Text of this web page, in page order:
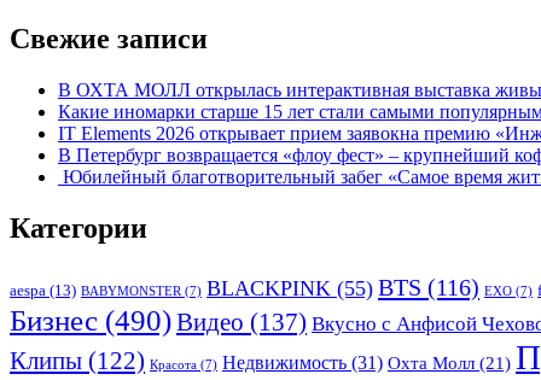
Свежие записи
В ОХТА МОЛЛ открылась интерактивная выставка
Какие иномарки старше 15 лет стали самыми
IT Elements 2026 открывает прием заявокна премию
В Петербург возвращается «флоу фест» – крупнейший
Юбилейный благотворительный забег «Самое время
Категории
aespa (13) BABYMONSTER (7) BLACKPINK (55) BTS (116) EXO (7)
Бизнес (490)Видео (137) Вкусно с Анфисой
Клипы (122) Красота (7) Недвижимость (31) Охта Молл (21)